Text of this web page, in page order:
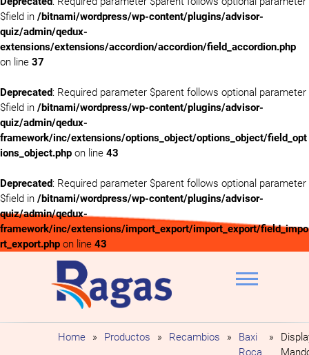
$field in /bitnami/wordpress/wp-content/plugins/advisor-
quiz/admin/qedux-
extensions/extensions/accordion/accordion/field_accordion.php
on line 37
Deprecated: Required parameter $parent follows optional parameter
$field in /bitnami/wordpress/wp-content/plugins/advisor-
quiz/admin/qedux-
framework/inc/extensions/options_object/options_object/field_opt
ions_object.php on line 43
Deprecated: Required parameter $parent follows optional parameter
$field in /bitnami/wordpress/wp-content/plugins/advisor-
quiz/admin/qedux-
framework/inc/extensions/import_export/import_export/field_impo
rt_export.php on line 43
Ragas
Home » Productos » Recambios »
Baxi
Roca
»